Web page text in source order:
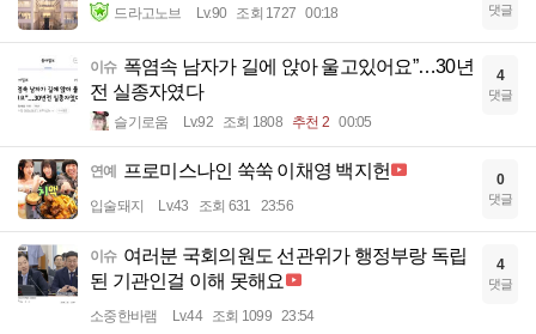
드라고노브 Lv.90 조회 1727 00:18 댓글
이슈 폭염속 남자가 길에 앉아 울고있어요”…30년
전 실종자였다
슬기로움 Lv.92 조회 1808 추천 2 00:05
4
댓글
연예 프로미스나인 쑥쑥 이채영 백지헌
입술돼지 Lv.43 조회 631 23:56
0
댓글
이슈 여러분 국회의원도 선관위가 행정부랑 독립
된 기관인걸 이해 못해요
소중한바램 Lv.44 조회 1099 23:54
4
댓글